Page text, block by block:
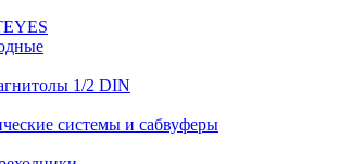
1/2 DIN
системы и сабвуферы